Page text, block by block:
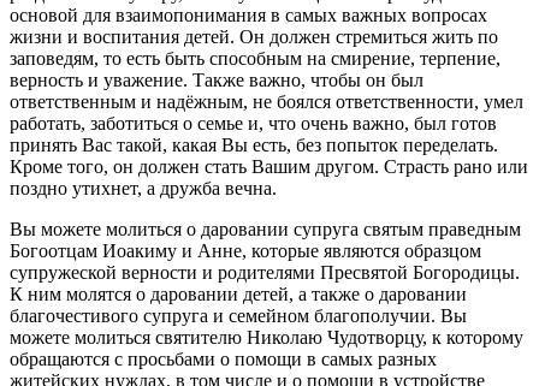
основой для взаимопонимания в самых важных вопросах
жизни и воспитания детей. Он должен стремиться жить по
заповедям, то есть быть способным на смирение, терпение,
верность и уважение. Также важно, чтобы он был
ответственным и надёжным, не боялся ответственности, умел
работать, заботиться о семье и, что очень важно, был готов
принять Вас такой, какая Вы есть, без попыток переделать.
Кроме того, он должен стать Вашим другом. Страсть рано или
поздно утихнет, а дружба вечна.
Вы можете молиться о даровании супруга святым праведным
Богоотцам Иоакиму и Анне, которые являются образцом
супружеской верности и родителями Пресвятой Богородицы.
К ним молятся о даровании детей, а также о даровании
благочестивого супруга и семейном благополучии. Вы
можете молиться святителю Николаю Чудотворцу, к которому
обращаются с просьбами о помощи в самых разных
житейских нуждах, в том числе и о помощи в устройстве